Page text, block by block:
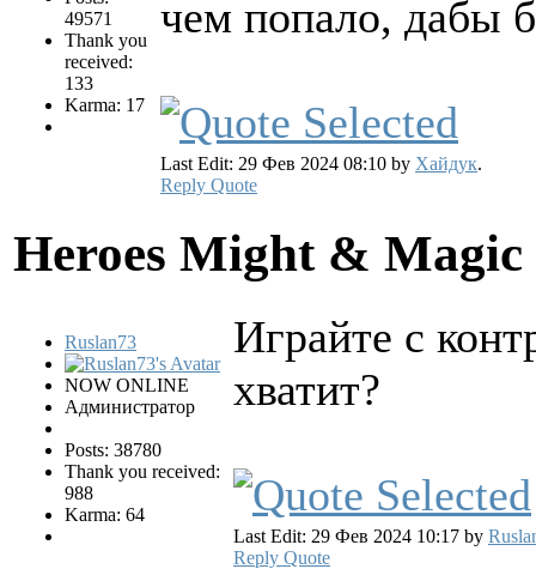
49571
Thank you
received:
133
Karma: 17
чем попало, дабы
Last Edit: 29 Фев 2024 08:10 by Хайдук.
Reply Quote
Heroes Might &
Ruslan73
NOW ONLINE
Администратор
Posts: 38780
Thank you received:
988
Karma: 64
Играйте с
хватит?
Last Edit: 29 Фев 2024 10:17 by
Reply Quote